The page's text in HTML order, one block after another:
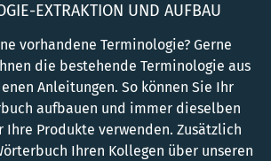
EXTRAKTION UND AUFBAU
vorhandene Terminologie? Gerne
die bestehende Terminologie aus
Anleitungen. So können Sie Ihr
aufbauen und immer dieselben
Ihre Produkte verwenden. Zusätzlich
Ihren Kollegen über unseren